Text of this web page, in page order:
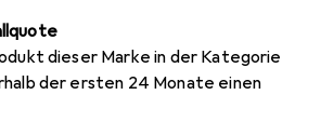
dieser Marke in der Kategorie
der ersten 24 Monate einen